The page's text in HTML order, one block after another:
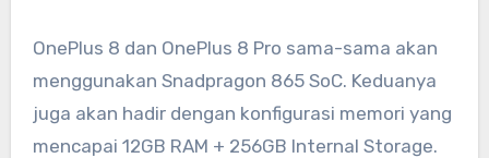
OnePlus 8 dan OnePlus 8 Pro sama-sama akan
menggunakan Snadpragon 865 SoC. Keduanya
juga akan hadir dengan konfigurasi memori yang
mencapai 12GB RAM + 256GB Internal Storage.